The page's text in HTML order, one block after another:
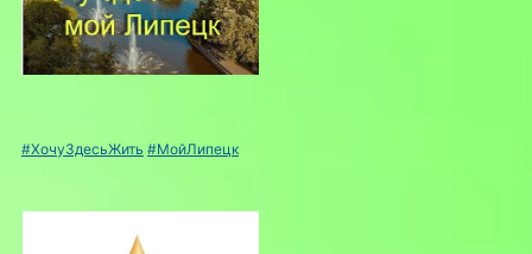
#ХочуЗдесьЖить #МойЛипецк